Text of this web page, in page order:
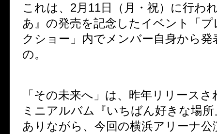
これは、 2月 11日（月・祝）に行わ
あ』の発売を記念したイベント
「
クショー」内でメンバー自身から発
の。
「その未来へ」は、昨年リリース
ミニアルバム『いちばん好きな場
ありながら、 今回の横浜アリーナ